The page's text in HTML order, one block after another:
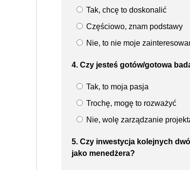
Tak, chcę to doskonalić
Częściowo, znam podstawy
Nie, to nie moje
4. Czy jesteś gotów/gotowa
Tak, to moja pasja
Trochę, mogę to rozważyć
Nie, wolę zarządzanie
5. Czy inwestycja kolejnych
jako menedżera?